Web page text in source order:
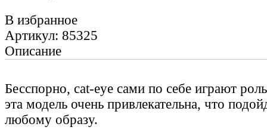
В избранное
Артикул: 85325
Описание
Бесспорно, cat-eye сами по себе играют
эта модель очень привлекательна, что
любому образу.